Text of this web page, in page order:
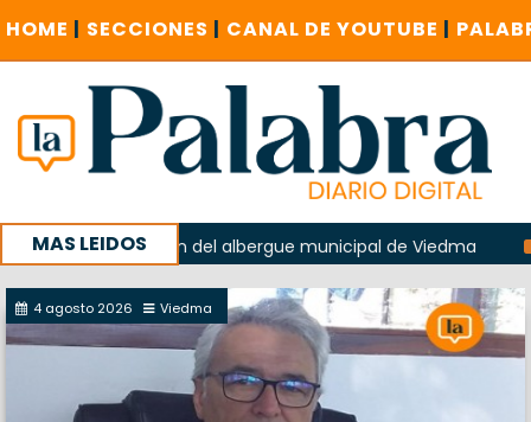
HOME | SECCIONES | CANAL DE YOUTUBE |
MAS LEIDOS
la explosión del albergue municipal de Viedma La
con un encuentro provincial en Roca
4 agosto 2026 Viedma